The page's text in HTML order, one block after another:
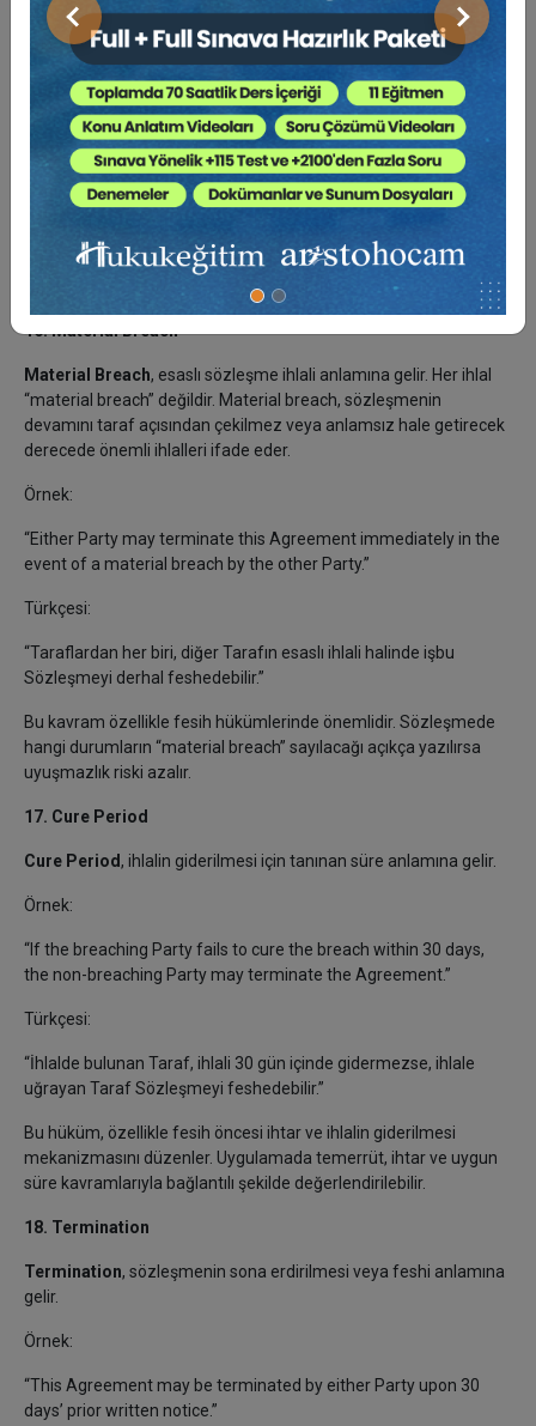
Önceki Sonraki
Örnek:
“Failure to make payment shall constitute a breach of this
Agreement.”
Türkçesi:
“Ödemenin yapılmaması, işbu Sözleşmenin ihlali teşkil eder.”
Breach; ödeme yapılmaması, hizmetin gereği gibi ifa
gecikmesi veya yanlış beyan gibi birçok durumda gündeme
16. Material Breach
Material Breach, esaslı sözleşme ihlali anlamına gelir. Her ihlal
“material breach” değildir. Material breach, sözleşmenin
devamını taraf açısından çekilmez veya anlamsız hale getirecek
derecede önemli ihlalleri ifade eder.
Örnek:
“Either Party may terminate this Agreement immediately in the
event of a material breach by the other Party.”
Türkçesi:
“Taraflardan her biri, diğer Tarafın esaslı ihlali halinde işbu
Sözleşmeyi derhal feshedebilir.”
Bu kavram özellikle fesih hükümlerinde önemlidir. Sözleşmede
hangi durumların “material breach” sayılacağı açıkça yazılırsa
uyuşmazlık riski azalır.
17. Cure Period
Cure Period, ihlalin giderilmesi için tanınan süre anlamına gelir.
Örnek:
“If the breaching Party fails to cure the breach within 30 days,
the non-breaching Party may terminate the Agreement.”
Türkçesi:
“İhlalde bulunan Taraf, ihlali 30 gün içinde gidermezse, ihlale
uğrayan Taraf Sözleşmeyi feshedebilir.”
Bu hüküm, özellikle fesih öncesi ihtar ve ihlalin giderilmesi
mekanizmasını düzenler. Uygulamada temerrüt, ihtar ve uygun
süre kavramlarıyla bağlantılı şekilde değerlendirilebilir.
18. Termination
Termination, sözleşmenin sona erdirilmesi veya feshi anlamına
gelir.
Örnek:
“This Agreement may be terminated by either Party upon 30
days’ prior written notice.”